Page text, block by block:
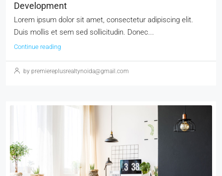
Development
Lorem ipsum dolor sit amet, consectetur adipiscing elit.
Duis mollis et sem sed sollicitudin. Donec...
Continue reading
by premiereplusrealtynoida@gmail.com